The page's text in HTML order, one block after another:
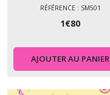
RÉFÉRENCE : SM501
1€80
AJOUTER AU PANIER